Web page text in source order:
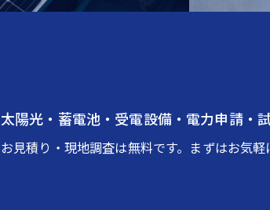
太陽光・蓄電池・受電設備・電力申請・
お見積り・現地調査は無料です。まずはお気軽